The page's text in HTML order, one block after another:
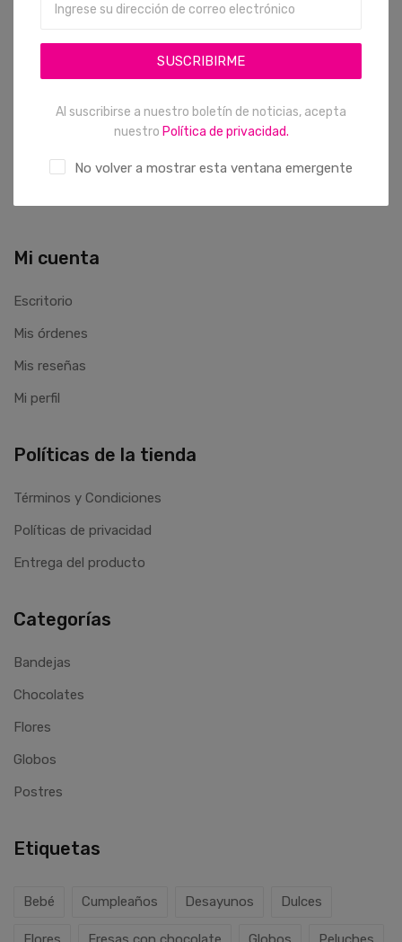
Contáctenos
ventas@amoresyflores.com
Jardines Del Bosque, Quito 170132
Mi cuenta
Escritorio
Mis órdenes
Mis reseñas
Mi perfil
Políticas de la tienda
Términos y Condiciones
Políticas de privacidad
Entrega del producto
Categorías
Bandejas
Chocolates
Flores
Globos
Postres
Etiquetas
Bebé Cumpleaños Desayunos Dulces
SUSCRIBIRME
Al suscribirse a nuestro boletín de noticias, acepta
nuestro Política de privacidad.
No volver a mostrar esta ventana emergente